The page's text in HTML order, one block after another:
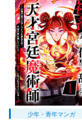
少年・青年マンガ